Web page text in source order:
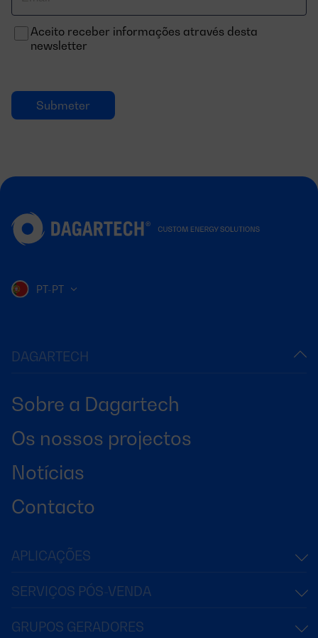
electrónico
Aceito receber informações através desta
newsletter
DAGARTECH
Sobre a Dagartech
Os nossos projectos
Notícias
Contacto
PT-PT
APLICAÇÕES
SERVIÇOS PÓS-VENDA
GRUPOS GERADORES